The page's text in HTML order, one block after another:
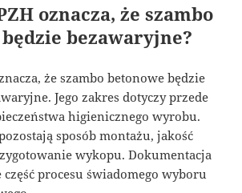
oznacza, że szambo
bezawaryjne?
że szambo betonowe będzie
Jego zakres dotyczy przede
higienicznego wyrobu.
sposób montażu, jakość
wykopu. Dokumentacja
procesu świadomego wyboru